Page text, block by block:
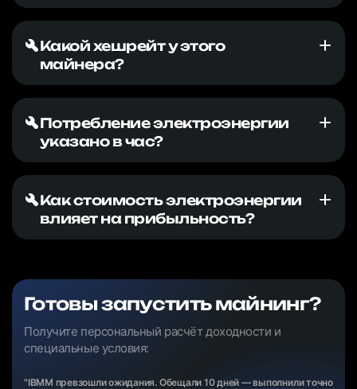
Какой хешрейт у этого
майнера?
Потребление электроэнергии
указано в час?
Как стоимость электроэнергии
влияет на прибыльность?
Готовы запустить майнинг?
Получите персональный расчёт доходности и
специальные условия:
"IBMM превзошли ожидания. Обещали 10 дней — выполнили точно